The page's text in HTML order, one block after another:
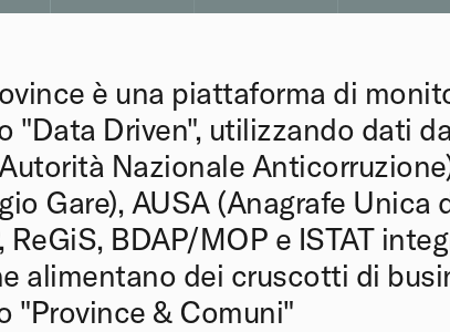
è una piattaforma di
"Data Driven", utilizzando dati
Nazionale
Gare), AUSA (Anagrafe Unica
BDAP/MOP e ISTAT
alimentano dei cruscotti di
"Province & Comuni"